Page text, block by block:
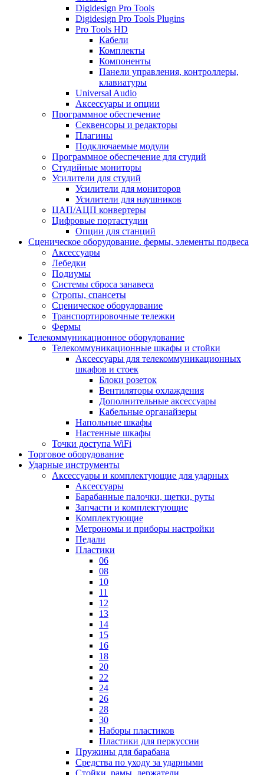
Digidesign Pro Tools
Digidesign Pro Tools Plugins
Pro Tools HD
Кабели
Комплекты
Компоненты
Панели управления, контроллеры,
клавиатуры
Universal Audio
Аксессуары и опции
Программное обеспечение
Cеквенсоры и редакторы
Плагины
Подключаемые модули
Программное обеспечение для студий
Студийные мониторы
Усилители для студий
Усилители для мониторов
Усилители для наушников
ЦАП/АЦП конвертеры
Цифровые портастудии
Опции для станций
Сценическое оборудование. фермы, элементы подвеса
Аксессуары
Лебедки
Подиумы
Системы сброса занавеса
Стропы, спансеты
Сценическое оборудование
Транспортировочные тележки
Фермы
Телекоммуникационное оборудование
Телекоммуникационные шкафы и стойки
Аксессуары для телекоммуникационных
шкафов и стоек
Блоки розеток
Вентиляторы охлаждения
Дополнительные аксессуары
Кабельные органайзеры
Напольные шкафы
Настенные шкафы
Точки доступа WiFi
Торговое оборудование
Ударные инструменты
Аксессуары и комплектующие для ударных
Аксессуары
Барабанные палочки, щетки, руты
Запчасти и комплектующие
Комплектующие
Метрономы и приборы настройки
Педали
Пластики
06
08
10
11
12
13
14
15
16
18
20
22
24
26
28
30
Наборы пластиков
Пластики для перкуссии
Пружины для барабана
Средства по уходу за ударными
Стойки, рамы, держатели